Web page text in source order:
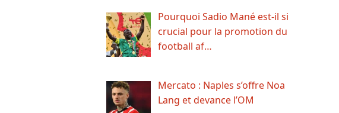
Pourquoi Sadio Mané est-il si
crucial pour la promotion du
football af…
Mercato : Naples s’offre Noa
Lang et devance l’OM